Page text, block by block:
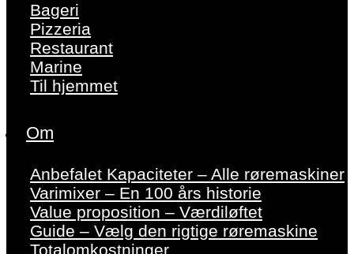
Bageri
Pizzeria
Restaurant
Marine
Til hjemmet
Om
Anbefalet Kapaciteter – Alle røremaskiner
Varimixer – En 100 års historie
Value proposition – Værdiløftet
Guide – Vælg den rigtige røremaskine
Totalomkostninger